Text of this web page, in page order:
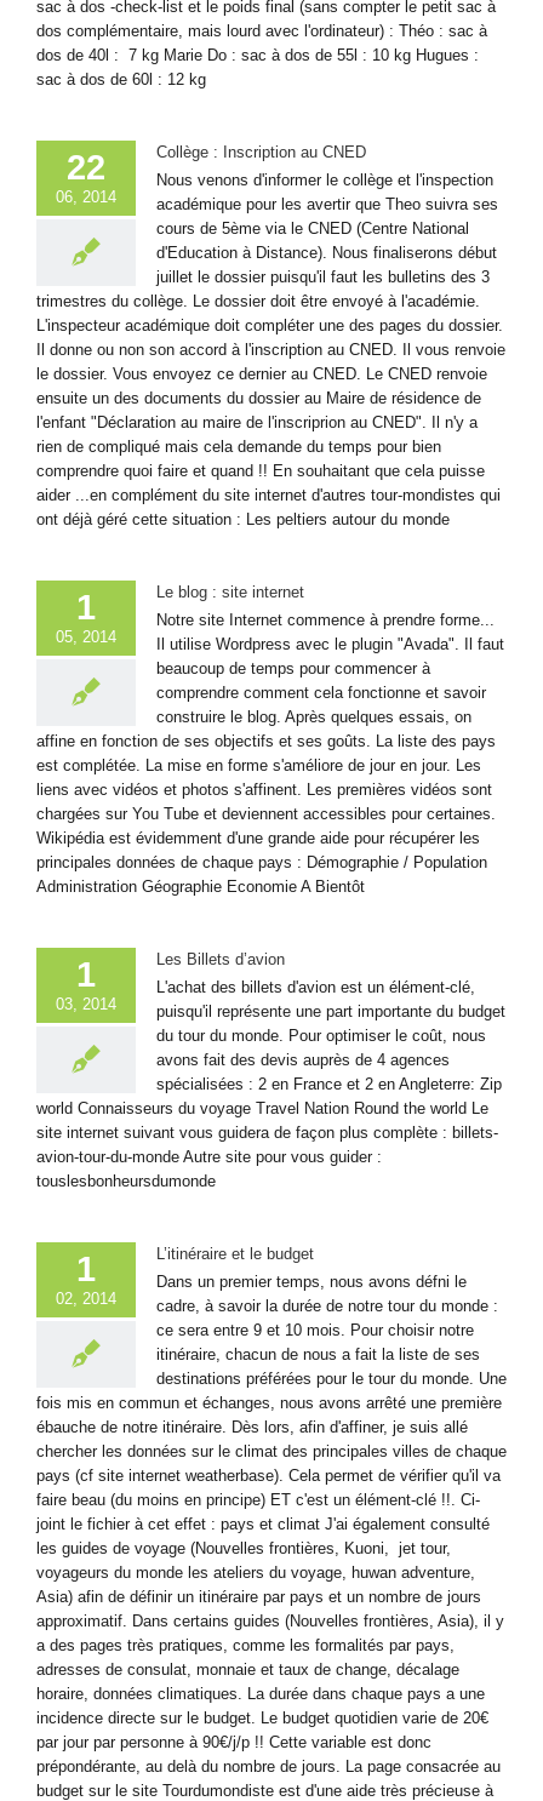
sac à dos -check-list et le poids final (sans compter le petit sac à
dos complémentaire, mais lourd avec l'ordinateur) : Théo : sac à
dos de 40l : 7 kg Marie Do : sac à dos de 55l : 10 kg Hugues :
sac à dos de 60l : 12 kg
22
06, 2014
Collège : Inscription au CNED
Nous venons d'informer le collège et l'inspection
académique pour les avertir que Theo suivra ses
cours de 5ème via le CNED (Centre National
d'Education à Distance). Nous finaliserons début
juillet le dossier puisqu'il faut les bulletins des 3
trimestres du collège. Le dossier doit être envoyé à l'académie.
L'inspecteur académique doit compléter une des pages du dossier.
Il donne ou non son accord à l'inscription au CNED. Il vous renvoie
le dossier. Vous envoyez ce dernier au CNED. Le CNED renvoie
ensuite un des documents du dossier au Maire de résidence de
l'enfant "Déclaration au maire de l'inscriprion au CNED". Il n'y a
rien de compliqué mais cela demande du temps pour bien
comprendre quoi faire et quand !! En souhaitant que cela puisse
aider ...en complément du site internet d'autres tour-mondistes qui
ont déjà géré cette situation : Les peltiers autour du monde
1
05, 2014
Le blog : site internet
Notre site Internet commence à prendre forme...
Il utilise Wordpress avec le plugin "Avada". Il faut
beaucoup de temps pour commencer à
comprendre comment cela fonctionne et savoir
construire le blog. Après quelques essais, on
affine en fonction de ses objectifs et ses goûts. La liste des pays
est complétée. La mise en forme s'améliore de jour en jour. Les
liens avec vidéos et photos s'affinent. Les premières vidéos sont
chargées sur You Tube et deviennent accessibles pour certaines.
Wikipédia est évidemment d'une grande aide pour récupérer les
principales données de chaque pays : Démographie / Population
Administration Géographie Economie A Bientôt
1
03, 2014
Les Billets d’avion
L'achat des billets d'avion est un élément-clé,
puisqu'il représente une part importante du budget
du tour du monde. Pour optimiser le coût, nous
avons fait des devis auprès de 4 agences
spécialisées : 2 en France et 2 en Angleterre: Zip
world Connaisseurs du voyage Travel Nation Round the world Le
site internet suivant vous guidera de façon plus complète : billets-
avion-tour-du-monde Autre site pour vous guider :
touslesbonheursdumonde
1
02, 2014
L’itinéraire et le budget
Dans un premier temps, nous avons défni le
cadre, à savoir la durée de notre tour du monde :
ce sera entre 9 et 10 mois. Pour choisir notre
itinéraire, chacun de nous a fait la liste de ses
destinations préférées pour le tour du monde. Une
fois mis en commun et échanges, nous avons arrêté une première
ébauche de notre itinéraire. Dès lors, afin d'affiner, je suis allé
chercher les données sur le climat des principales villes de chaque
pays (cf site internet weatherbase). Cela permet de vérifier qu'il va
faire beau (du moins en principe) ET c'est un élément-clé !!. Ci-
joint le fichier à cet effet : pays et climat J'ai également consulté
les guides de voyage (Nouvelles frontières, Kuoni, jet tour,
voyageurs du monde les ateliers du voyage, huwan adventure,
Asia) afin de définir un itinéraire par pays et un nombre de jours
approximatif. Dans certains guides (Nouvelles frontières, Asia), il y
a des pages très pratiques, comme les formalités par pays,
adresses de consulat, monnaie et taux de change, décalage
horaire, données climatiques. La durée dans chaque pays a une
incidence directe sur le budget. Le budget quotidien varie de 20€
par jour par personne à 90€/j/p !! Cette variable est donc
prépondérante, au delà du nombre de jours. La page consacrée au
budget sur le site Tourdumondiste est d'une aide très précieuse à